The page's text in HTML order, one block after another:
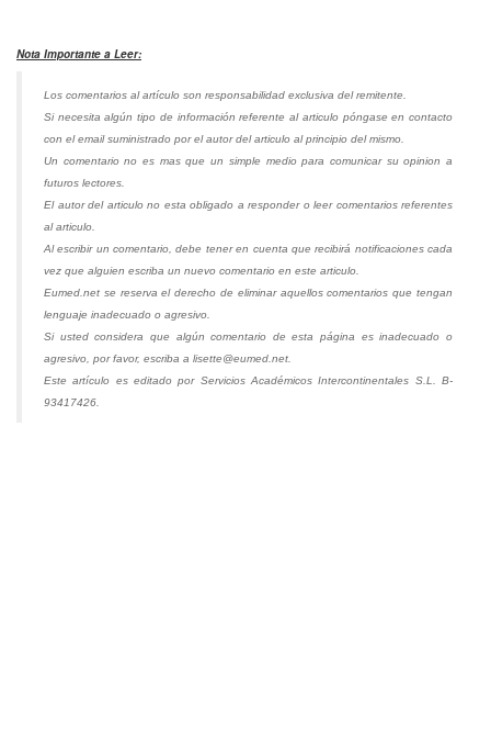
Nota Importante a Leer:
Los comentarios al artículo son responsabilidad exclusiva del remitente.
Si necesita algún tipo de información referente al articulo póngase en contacto
con el email suministrado por el autor del articulo al principio del mismo.
Un comentario no es mas que un simple medio para comunicar su opinion a
futuros lectores.
El autor del articulo no esta obligado a responder o leer comentarios referentes
al articulo.
Al escribir un comentario, debe tener en cuenta que recibirá notificaciones cada
vez que alguien escriba un nuevo comentario en este articulo.
Eumed.net se reserva el derecho de eliminar aquellos comentarios que tengan
lenguaje inadecuado o agresivo.
Si usted considera que algún comentario de esta página es inadecuado o
agresivo, por favor, escriba a lisette@eumed.net.
Este artículo es editado por Servicios Académicos Intercontinentales S.L. B-
93417426.